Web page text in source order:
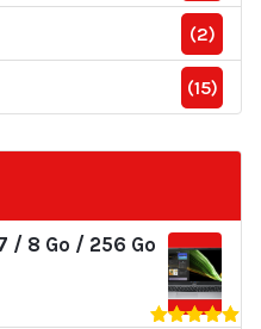
(2)
(15)
/ 8 Go / 256 Go